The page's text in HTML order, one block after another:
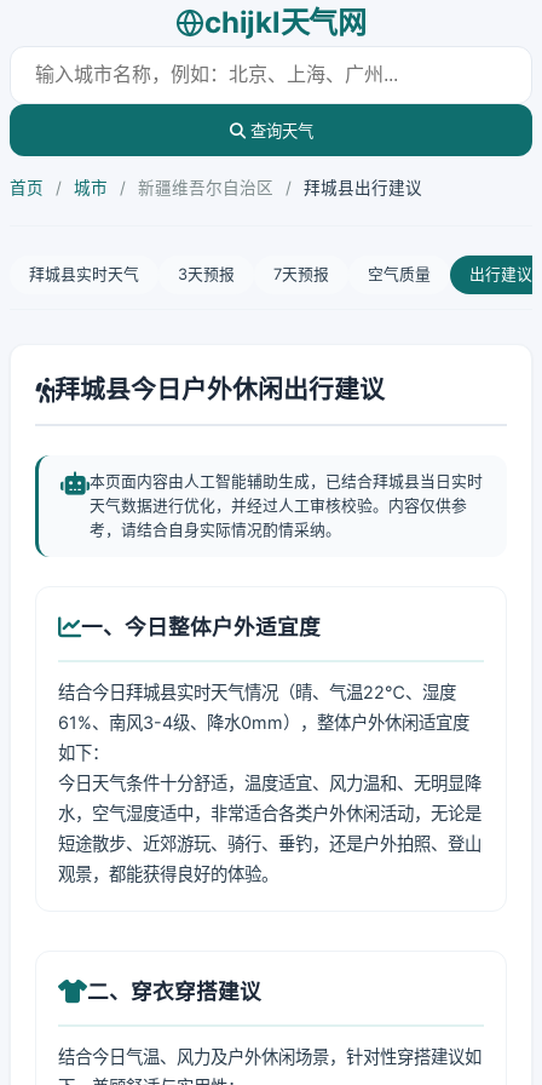
chijkl天气网
查询天气
首页 / 城市 / 新疆维吾尔自治区 / 拜城县出行建议
拜城县实时天气 3天预报 7天预报 空气质量 出行建议
拜城县今日户外休闲出行建议
本页面内容由人工智能辅助生成，已结合拜城县当日实时
天气数据进行优化，并经过人工审核校验。内容仅供参
考，请结合自身实际情况酌情采纳。
一、今日整体户外适宜度
结合今日拜城县实时天气情况（晴、气温22℃、湿度
61%、南风3-4级、降水0mm），整体户外休闲适宜度
如下：
今日天气条件十分舒适，温度适宜、风力温和、无明显降
水，空气湿度适中，非常适合各类户外休闲活动，无论是
短途散步、近郊游玩、骑行、垂钓，还是户外拍照、登山
观景，都能获得良好的体验。
二、穿衣穿搭建议
结合今日气温、风力及户外休闲场景，针对性穿搭建议如